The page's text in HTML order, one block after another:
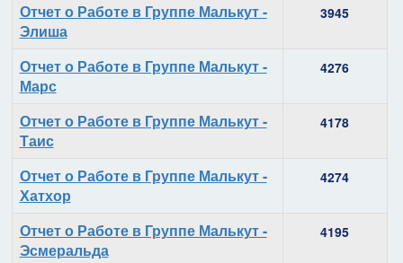
Отчет о Работе в Группе Малькут -
Элиша
3945
Отчет о Работе в Группе Малькут -
Марс
4276
Отчет о Работе в Группе Малькут -
Таис
4178
Отчет о Работе в Группе Малькут -
Хатхор
4274
Отчет о Работе в Группе Малькут -
Эсмеральда
4195